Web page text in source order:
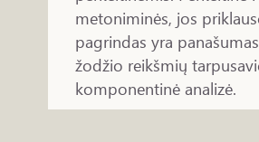
metoniminės, jos
pagrindas yra
žodžio reikšmių
komponentinė analizė.